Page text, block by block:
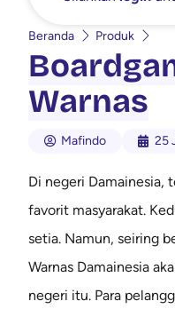
Beranda Produk
Warnas
Mafindo 25
Di negeri Damainesia,
favorit masyarakat.
setia. Namun, seiring
Warnas Damainesia
negeri itu. Para